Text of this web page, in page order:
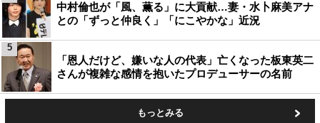
中村倫也が「風、薫る」に大貢献…妻・水卜麻美アナ
との「ずっと仲良く」「にこやかな」近況
「恩人だけど、嫌いな人の代表」亡くなった板東英二
さんが複雑な感情を抱いたプロデューサーの名前
5
もっとみる